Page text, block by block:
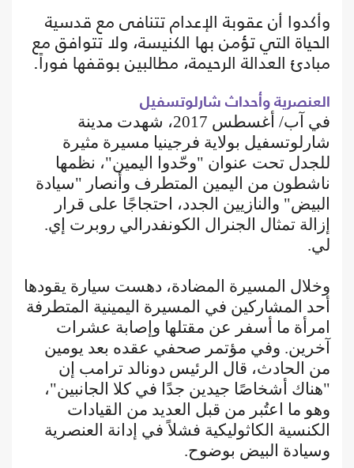
وأكدوا أن عقوبة الإعدام تتنافى مع قدسية
الحياة التي تؤمن بها الكنيسة، ولا تتوافق مع
مبادئ العدالة الرحيمة، مطالبين بوقفها فوراً.
العنصرية وأحداث شارلوتسفيل
في آب/ أغسطس 2017، شهدت مدينة
شارلوتسفيل بولاية فرجينيا مسيرة مثيرة
للجدل تحت عنوان "وحّدوا اليمين"، نظمها
ناشطون من اليمين المتطرف وأنصار "سيادة
البيض" والنازيين الجدد، احتجاجًا على قرار
إزالة تمثال الجنرال الكونفدرالي روبرت إي.
لي.
وخلال المسيرة المضادة، دهست سيارة يقودها
أحد المشاركين في المسيرة اليمينية المتطرفة
امرأة ما أسفر عن مقتلها وإصابة عشرات
آخرين. وفي مؤتمر صحفي عقده بعد يومين
من الحادث، قال الرئيس دونالد ترامب إن
"هناك أشخاصًا جيدين جدًا في كلا الجانبين"،
وهو ما اعتُبر من قبل العديد من القيادات
الكنسية الكاثوليكية فشلاً في إدانة العنصرية
وسيادة البيض بوضوح.